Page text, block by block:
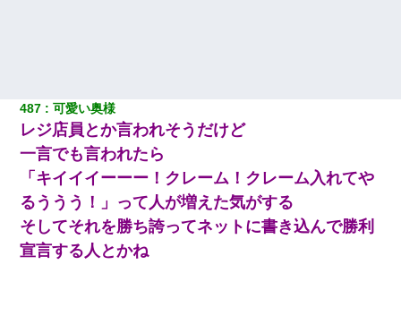
487 可愛い奥様
レジ店員とか言われそうだけど
一言でも言われたら
「キイイイーーー！クレーム！クレーム入れてや
るううう！」って人が増えた気がする
そしてそれを勝ち誇ってネットに書き込んで勝利
宣言する人とかね